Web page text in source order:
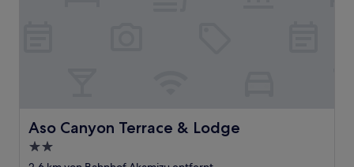
Aso Canyon Terrace & Lodge
Aso Canyon Terrace & Lodge
2.0-